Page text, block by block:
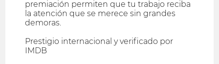
premiación permiten que tu trabajo reciba
la atención que se merece sin grandes
demoras.
Prestigio internacional y verificado por
IMDB